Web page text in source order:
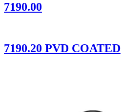
7190.00
7190.20 PVD COATED